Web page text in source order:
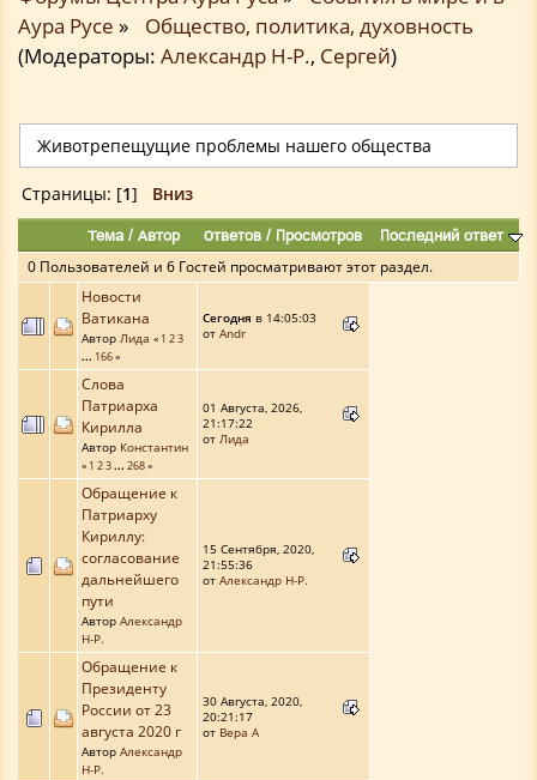
Аура Русе »
Общество, политика, духовность
(Модераторы: Александр Н-Р., Сергей)
Животрепещущие проблемы нашего общества
Страницы: [1] Вниз
Тема/ Автор Ответов / Просмотров Последний ответ
0 Пользователей и 6 Гостей просматривают этот раздел.
Новости
Ватикана
Автор Лида « 1 23
... 166»
Сегодня в 14:05:03
от Аndr
Слова
Патриарха
Кирилла
Автор Константин
« 1 23... 268»
01 Августа, 2026,
21:17:22
от Лида
Обращение к
Патриарху
Кириллу:
согласование
дальнейшего
пути
Автор Александр
Н-Р.
15 Сентября, 2020,
21:55:36
от Александр Н-Р.
Обращение к
Президенту
России от 23
августа 2020 г
Автор Александр
Н-Р.
30 Августа, 2020,
20:21:17
от Вера А